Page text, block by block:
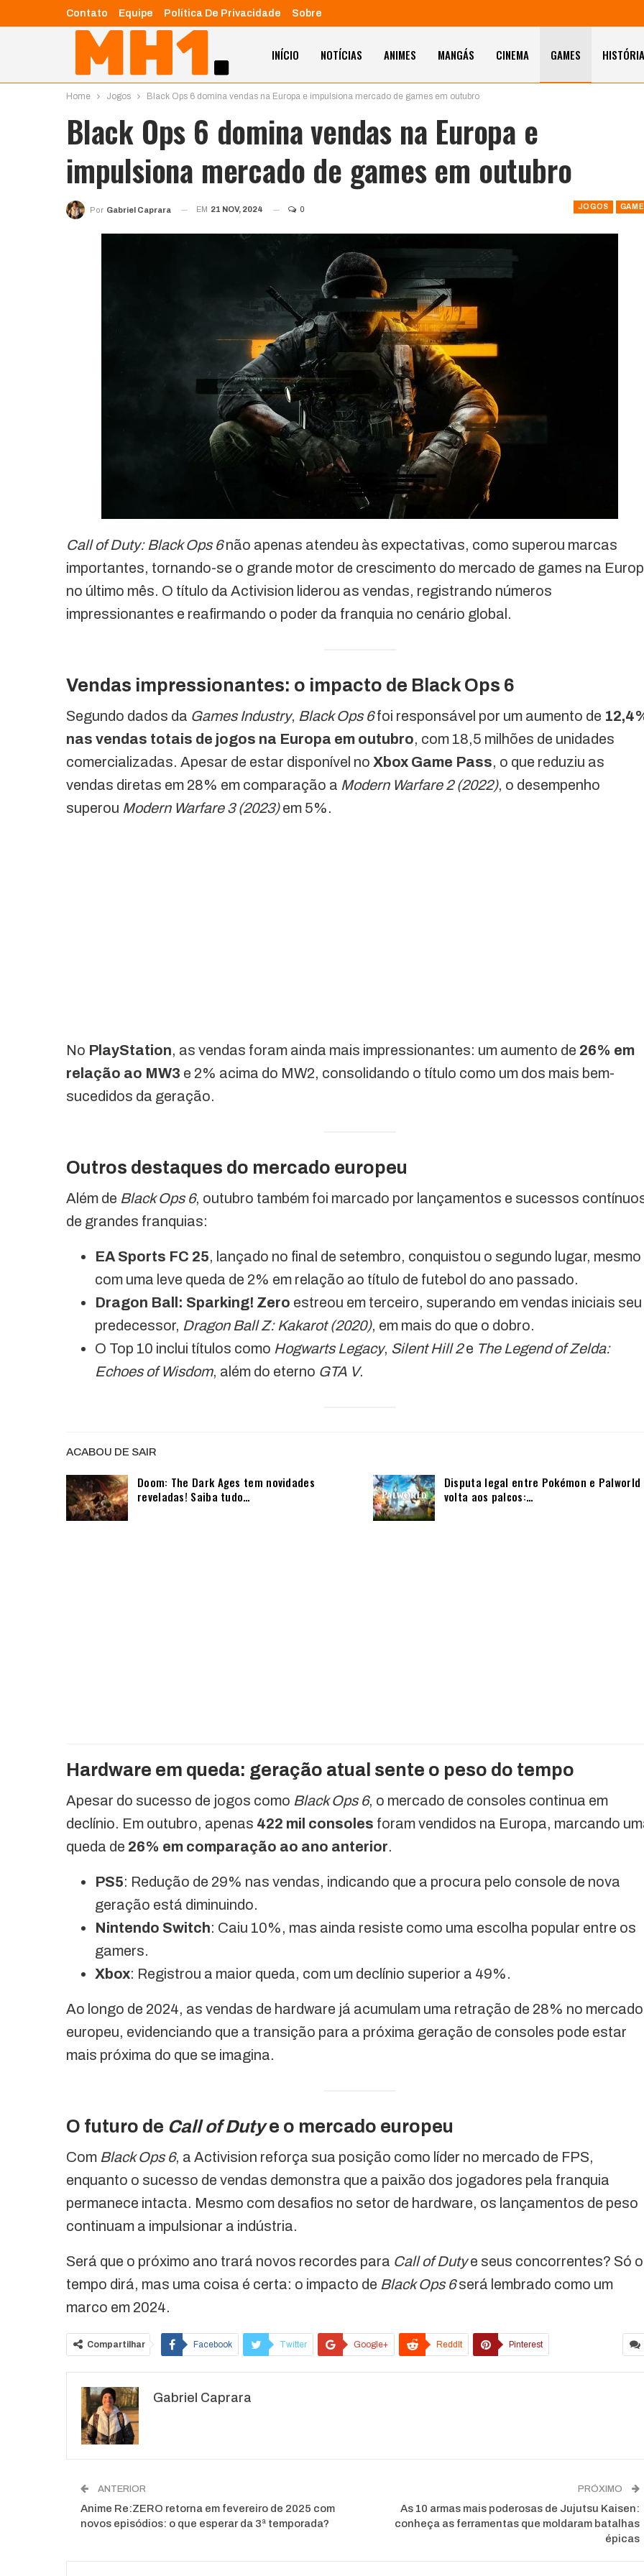
Contato Equipe Política De Privacidade Sobre
INÍCIO NOTÍCIAS ANIMES MANGÁS CINEMA GAMES HISTÓRIA
Home Jogos Black Ops 6 domina vendas na Europa e impulsiona mercado de games em outubro
Black Ops 6 domina vendas na Europa e
impulsiona mercado de games em outubro
JOGOS
Por Gabriel Caprara EM 21 NOV, 2024 0
Call of Duty: Black Ops 6não apenas atendeu às expectativas, como superou marcas
importantes, tornando-se o grande motor de crescimento do mercado de games na
no último mês. O título da Activision liderou as vendas, registrando números
impressionantes e reafirmando o poder da franquia no cenário global.
Vendas impressionantes: o impacto de Black Ops 6
Segundo dados da Games Industry, Black Ops 6foi responsável por um aumento de
nas vendas totais de jogos na Europa em outubro, com 18,5 milhões de unidades
comercializadas. Apesar de estar disponível no Xbox Game Pass, o que reduziu as
vendas diretas em 28% em comparação a Modern Warfare 2 (2022), o desempenho
superou Modern Warfare 3 (2023)em 5%.
No PlayStation, as vendas foram ainda mais impressionantes: um aumento de 26% em
relação ao MW3 e 2% acima do MW2, consolidando o título como um dos mais bem-
sucedidos da geração.
Outros destaques do mercado europeu
Além de Black Ops 6, outubro também foi marcado por lançamentos e sucessos
de grandes franquias:
EA Sports FC 25, lançado no final de setembro, conquistou o segundo lugar, mesmo
com uma leve queda de 2% em relação ao título de futebol do ano passado.
Dragon Ball: Sparking! Zero estreou em terceiro, superando em vendas iniciais seu
predecessor, Dragon Ball Z: Kakarot (2020), em mais do que o dobro.
O Top 10 inclui títulos como Hogwarts Legacy, Silent Hill 2e The Legend of Zelda:
Echoes of Wisdom, além do eterno GTA V.
ACABOU DE SAIR
Doom: The Dark Ages tem novidades
reveladas! Saiba tudo…
Disputa legal entre Pokémon e Palworld
volta aos palcos:…
Hardware em queda: geração atual sente o peso do tempo
Apesar do sucesso de jogos como Black Ops 6, o mercado de consoles continua em
declínio. Em outubro, apenas 422 mil consoles foram vendidos na Europa, marcando
queda de 26% em comparação ao ano anterior.
PS5: Redução de 29% nas vendas, indicando que a procura pelo console de nova
geração está diminuindo.
Nintendo Switch: Caiu 10%, mas ainda resiste como uma escolha popular entre os
gamers.
Xbox: Registrou a maior queda, com um declínio superior a 49%.
Ao longo de 2024, as vendas de hardware já acumulam uma retração de 28% no mercado
europeu, evidenciando que a transição para a próxima geração de consoles pode estar
mais próxima do que se imagina.
O futuro de Call of Dutye o mercado europeu
Com Black Ops 6, a Activision reforça sua posição como líder no mercado de FPS,
enquanto o sucesso de vendas demonstra que a paixão dos jogadores pela franquia
permanece intacta. Mesmo com desafios no setor de hardware, os lançamentos de peso
continuam a impulsionar a indústria.
Será que o próximo ano trará novos recordes para Call of Dutye seus concorrentes? Só o
tempo dirá, mas uma coisa é certa: o impacto de Black Ops 6será lembrado como um
marco em 2024.
Compartilhar Facebook Twitter Google+ ReddIt Pinterest
Gabriel Caprara
ANTERIOR
Anime Re:ZERO retorna em fevereiro de 2025 com
novos episódios: o que esperar da 3ª temporada?
PRÓXIMO
As 10 armas mais poderosas de Jujutsu Kaisen:
conheça as ferramentas que moldaram batalhas
épicas